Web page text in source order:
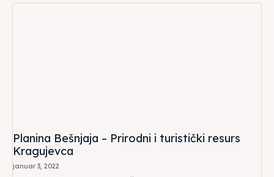
Planina Bešnjaja – Prirodni i turistički resurs
Kragujevca
januar 3, 2022